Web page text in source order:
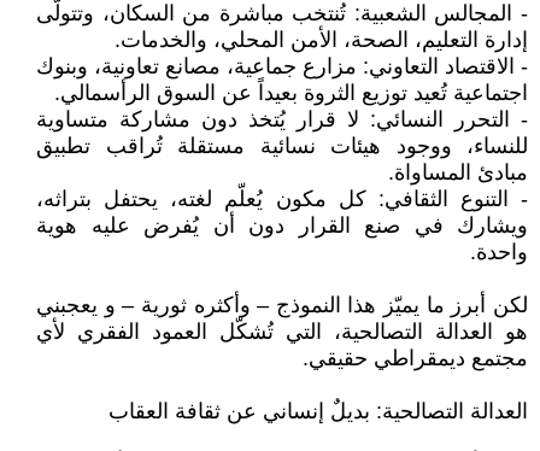
- المجالس الشعبية: تُنتخب مباشرة من السكان، وتتولّى
إدارة التعليم، الصحة، الأمن المحلي، والخدمات.
- الاقتصاد التعاوني: مزارع جماعية، مصانع تعاونية، وبنوك
اجتماعية تُعيد توزيع الثروة بعيداً عن السوق الرأسمالي.
- التحرر النسائي: لا قرار يُتخذ دون مشاركة متساوية
للنساء، ووجود هيئات نسائية مستقلة تُراقب تطبيق
مبادئ المساواة.
- التنوع الثقافي: كل مكون يُعلّم لغته، يحتفل بتراثه،
ويشارك في صنع القرار دون أن يُفرض عليه هوية
واحدة.
لكن أبرز ما يميّز هذا النموذج – وأكثره ثورية – و يعجبني
هو العدالة التصالحية، التي تُشكّل العمود الفقري لأي
مجتمع ديمقراطي حقيقي.
العدالة التصالحية: بديلٌ إنساني عن ثقافة العقاب